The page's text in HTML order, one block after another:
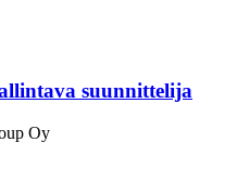
suunnittelija
Oy